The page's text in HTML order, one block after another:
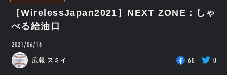
［WirelessJapan2021］NEXT ZONE：しゃ
べる給油口
2021/06/16
広報 スミイ 60 0